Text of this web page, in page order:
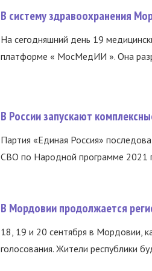
В систему здравоохранения
На сегодняшний день 19
платформе « МосМедИИ ». Она
В России запускают
Партия «Единая Россия»
СВО по Народной программе 2021
В Мордовии продолжается
18, 19 и 20 сентября в Мордовии,
голосования. Жители республики